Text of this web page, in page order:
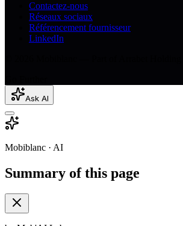
Contactez-nous
Réseaux sociaux
Référencement fournisseur
LinkedIn
Ask AI
Mobiblanc · AI
Summary of this page